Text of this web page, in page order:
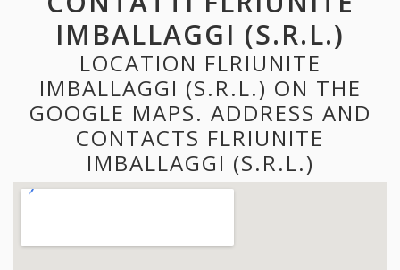
IMBALLAGGI (S.R.L.)
LOCATION FLRIUNITE
IMBALLAGGI (S.R.L.) ON THE
GOOGLE MAPS. ADDRESS AND
CONTACTS FLRIUNITE
IMBALLAGGI (S.R.L.)